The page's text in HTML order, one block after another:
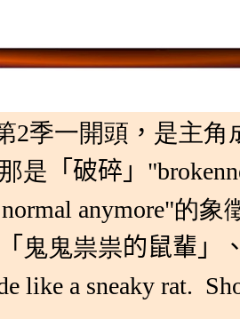
2季一開頭 ， 是主角
是 「 破碎 」 "
anymore"的象
鬼鬼祟祟的鼠輩」
like a sneaky rat.